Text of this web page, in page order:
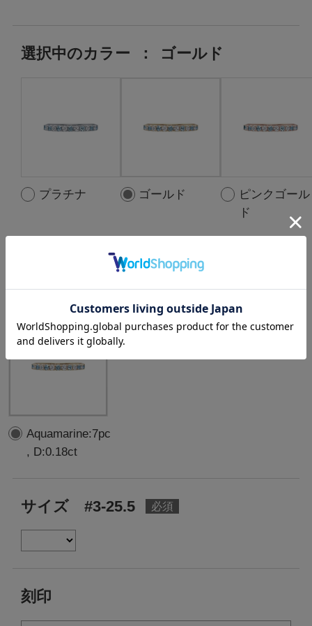
選択中のカラー ： ゴールド
プラチナ ゴールド
ピンクゴール
ド
選択中の中石 ： Aquamarine:7pc ,
D:0.18ct
Aquamarine:7pc
, D:0.18ct
サイズ #3-25.5
刻印